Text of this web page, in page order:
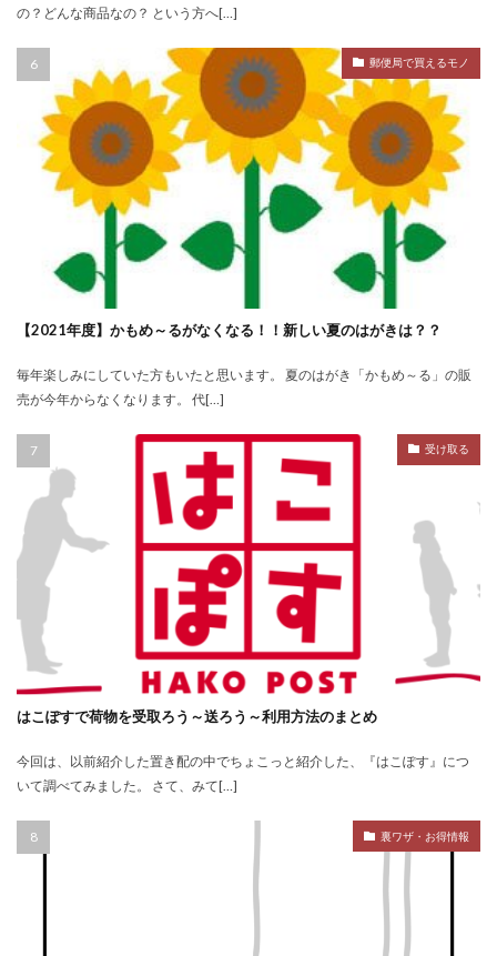
の？どんな商品なの？ という方へ[…]
郵便局で買えるモノ
【2021年度】かもめ～るがなくなる！！新しい夏のはがきは？？
毎年楽しみにしていた方もいたと思います。 夏のはがき「かもめ～る」の販
売が今年からなくなります。 代[…]
受け取る
はこぽすで荷物を受取ろう～送ろう～利用方法のまとめ
今回は、以前紹介した置き配の中でちょこっと紹介した、『はこぽす』につ
いて調べてみました。 さて、みて[…]
裏ワザ・お得情報